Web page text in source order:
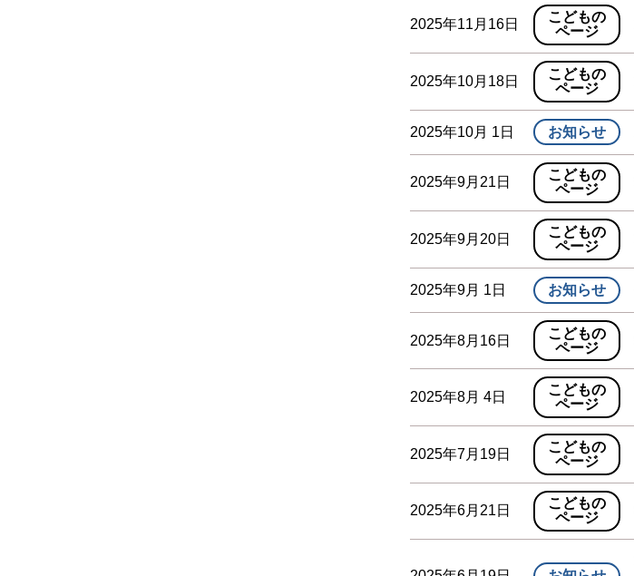
2025年11月16日
こどもの
ページ
2025年10月18日
こどもの
ページ
2025年10月 1日 お知らせ
2025年9月21日
こどもの
ページ
2025年9月20日
こどもの
ページ
2025年9月 1日 お知らせ
2025年8月16日
こどもの
ページ
2025年8月 4日
こどもの
ページ
2025年7月19日
こどもの
ページ
2025年6月21日
こどもの
ページ